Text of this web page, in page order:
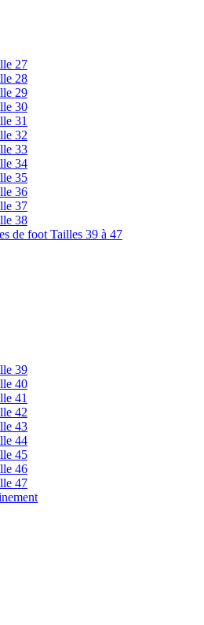
27
28
29
30
31
32
33
34
35
36
37
38
de foot Tailles 39 à 47
39
40
41
42
43
44
45
46
47